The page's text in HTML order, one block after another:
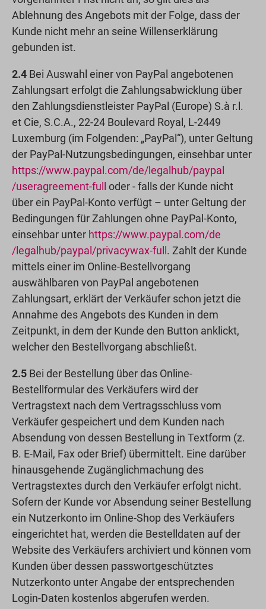
Ablehnung des Angebots mit der Folge, dass der
Kunde nicht mehr an seine Willenserklärung
gebunden ist.
2.4 Bei Auswahl einer von PayPal angebotenen
Zahlungsart erfolgt die Zahlungsabwicklung über
den Zahlungsdienstleister PayPal (Europe) S.à r.l.
et Cie, S.C.A., 22-24 Boulevard Royal, L-2449
Luxemburg (im Folgenden: „PayPal“), unter Geltung
der PayPal-Nutzungsbedingungen, einsehbar unter
https://www.paypal.com/de/legalhub/paypal
/useragreement-full oder - falls der Kunde nicht
über ein PayPal-Konto verfügt – unter Geltung der
Bedingungen für Zahlungen ohne PayPal-Konto,
einsehbar unter https://www.paypal.com/de
/legalhub/paypal/privacywax-full. Zahlt der Kunde
mittels einer im Online-Bestellvorgang
auswählbaren von PayPal angebotenen
Zahlungsart, erklärt der Verkäufer schon jetzt die
Annahme des Angebots des Kunden in dem
Zeitpunkt, in dem der Kunde den Button anklickt,
welcher den Bestellvorgang abschließt.
2.5 Bei der Bestellung über das Online-
Bestellformular des Verkäufers wird der
Vertragstext nach dem Vertragsschluss vom
Verkäufer gespeichert und dem Kunden nach
Absendung von dessen Bestellung in Textform (z.
B. E-Mail, Fax oder Brief) übermittelt. Eine darüber
hinausgehende Zugänglichmachung des
Vertragstextes durch den Verkäufer erfolgt nicht.
Sofern der Kunde vor Absendung seiner Bestellung
ein Nutzerkonto im Online-Shop des Verkäufers
eingerichtet hat, werden die Bestelldaten auf der
Website des Verkäufers archiviert und können vom
Kunden über dessen passwortgeschütztes
Nutzerkonto unter Angabe der entsprechenden
Login-Daten kostenlos abgerufen werden.